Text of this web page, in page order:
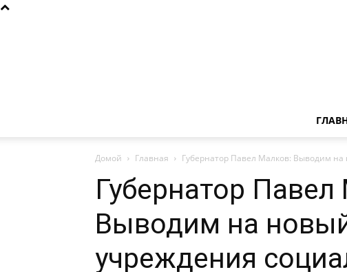
Домой Главная Губернатор Павел Малков: Выводим
Губернатор
Выводим на
учреждения